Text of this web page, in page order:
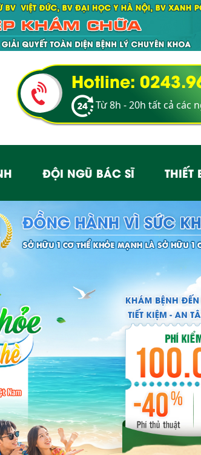
Hotline:
Từ 8h - 20h tất cả các
ĐỘI NGŨ BÁC SĨ THIẾT